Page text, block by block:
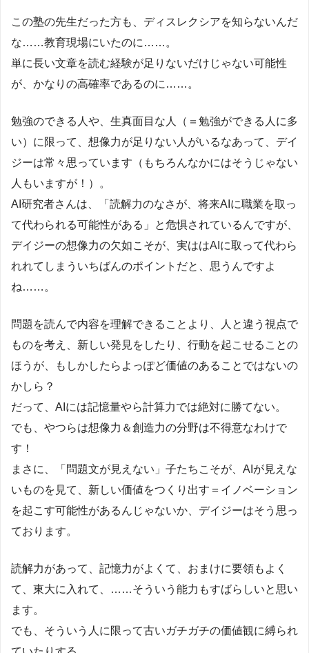
この塾の先生だった方も、ディスレクシアを知らないんだ
な……教育現場にいたのに……。
単に長い文章を読む経験が足りないだけじゃない可能性
が、かなりの高確率であるのに……。
勉強のできる人や、生真面目な人（＝勉強ができる人に多
い）に限って、想像力が足りない人がいるなあって、デイ
ジーは常々思っています（もちろんなかにはそうじゃない
人もいますが！）。
AI研究者さんは、「読解力のなさが、将来AIに職業を取っ
て代わられる可能性がある」と危惧されているんですが、
デイジーの想像力の欠如こそが、実ははAIに取って代わら
れれてしまういちばんのポイントだと、思うんですよ
ね……。
問題を読んで内容を理解できることより、人と違う視点で
ものを考え、新しい発見をしたり、行動を起こせることの
ほうが、もしかしたらよっぽど価値のあることではないの
かしら？
だって、AIには記憶量やら計算力では絶対に勝てない。
でも、やつらは想像力＆創造力の分野は不得意なわけで
す！
まさに、「問題文が見えない」子たちこそが、AIが見えな
いものを見て、新しい価値をつくり出す＝イノベーション
を起こす可能性があるんじゃないか、デイジーはそう思っ
ております。
読解力があって、記憶力がよくて、おまけに要領もよく
て、東大に入れて、……そういう能力もすばらしいと思い
ます。
でも、そういう人に限って古いガチガチの価値観に縛られ